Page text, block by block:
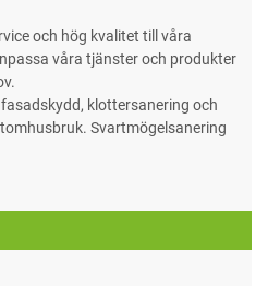
och hög kvalitet till våra
våra tjänster och produkter
klottersanering och
Svartmögelsanering